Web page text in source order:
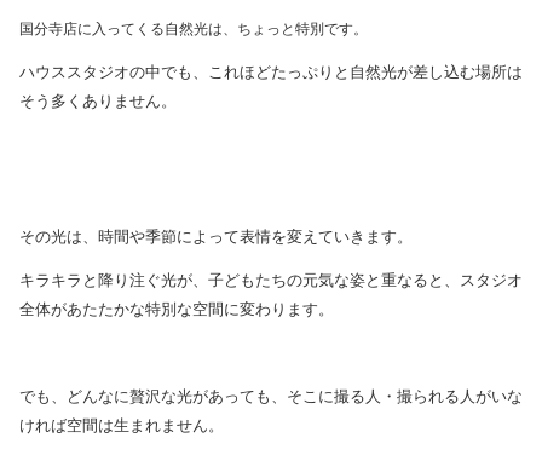
国分寺店に入ってくる自然光は、ちょっと特別です。
ハウススタジオの中でも、これほどたっぷりと自然光が差し込む場所は
そう多くありません。
その光は、時間や季節によって表情を変えていきます。
キラキラと降り注ぐ光が、子どもたちの元気な姿と重なると、スタジオ
全体があたたかな特別な空間に変わります。
でも、どんなに贅沢な光があっても、そこに撮る人・撮られる人がいな
ければ空間は生まれません。